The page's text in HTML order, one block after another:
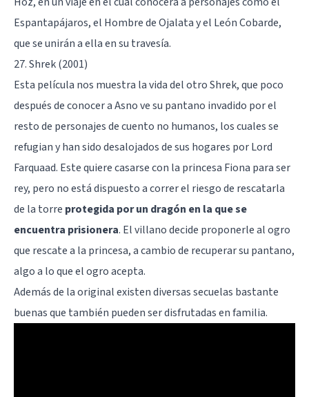
Espantapájaros, el Hombre de Ojalata y el León Cobarde,
que se unirán a ella en su travesía.
27. Shrek (2001)
Esta película nos muestra la vida del otro Shrek, que poco
después de conocer a Asno ve su pantano invadido por el
resto de personajes de cuento no humanos, los cuales se
refugian y han sido desalojados de sus hogares por Lord
Farquaad. Este quiere casarse con la princesa Fiona para ser
rey, pero no está dispuesto a correr el riesgo de rescatarla
de la torre protegida por un dragón en la que se
encuentra prisionera. El villano decide proponerle al ogro
que rescate a la princesa, a cambio de recuperar su pantano,
algo a lo que el ogro acepta.
Además de la original existen diversas secuelas bastante
buenas que también pueden ser disfrutadas en familia.